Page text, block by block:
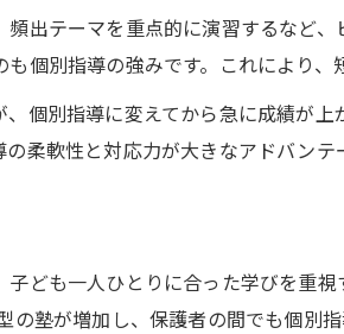
御三家合格を目指す学習法の選
御三家対策に適した個別
効率的な学習法を見極め
個別指導による逆算型学
家庭学習と個別指導のバ
出テーマを重点的に演習するなど
個別指導の強みです。これにより、
個別指導に変えてから急に成績が
柔軟性と対応力が大きなアドバンテ
ども一人ひとりに合った学びを重
の塾が増加し、保護者の間でも個別指